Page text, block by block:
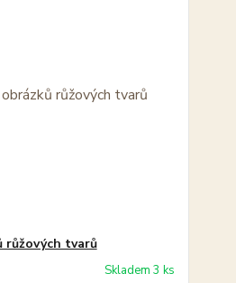
růžových tvarů
Skladem 3 ks